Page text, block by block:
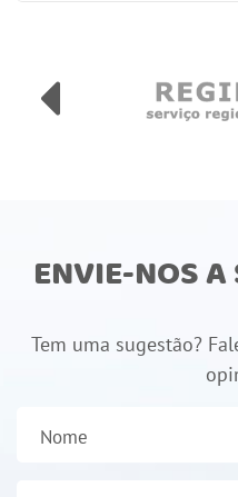
ENVIE-NOS
Tem uma sugestão?
Nome